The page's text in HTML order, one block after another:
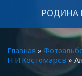
РОДИНА
Главная »
Н.И.Костомаров »